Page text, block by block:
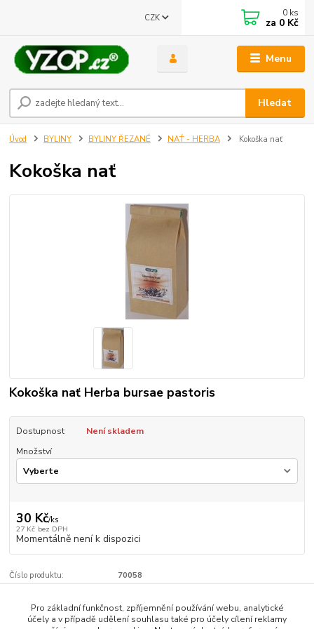
Menu
CZK
Hledat
0 ks
za 0 Kč
Úvod BYLINY BYLINY ŘEZANÉ NAŤ - HERBA Kokoška nať
Kokoška nať
Kokoška nať Herba bursae pastoris
Dostupnost
Není skladem
Množství
30 Kč/ks
27 Kč bez DPH
Momentálně není k dispozici
Číslo produktu: 70058
Zboží zařazeno v kategoriích
Získejte slevu
4% za registraci do našeho e shopu
Stačí zadat váš email
Přeji si odebírat novinky e-mailem dlepodmínek zpracování osobních
údajů.
zpracováním osobních údajů
Zavřít
Pro základní funkčnost, zpříjemnění používání webu, analytické
účely a v případě udělení souhlasu také pro účely cílení reklamy